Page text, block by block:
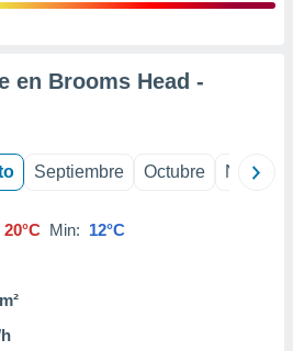
en Brooms Head -
Septiembre Octubre
20°C Min: 12°C